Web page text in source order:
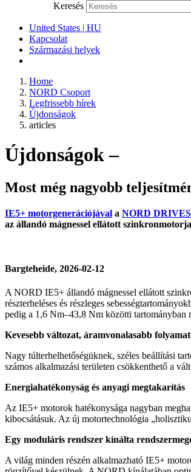
Keresés
United States | HU
Kapcsolat
Származási helyek
Home
NORD Csoport
Legfrissebb hírek
Újdonságok
articles
Újdonságok –
Most még nagyobb
IE5+ motorgenerációjával a NORD
az állandó mágnessel ellátott
Bargteheide, 2026-02-12
A NORD IE5+ állandó mágnessel ellátott
részterheléses és részleges
pedig a 1,6 Nm–43,8 Nm közötti tartományban
Kevesebb változat, áramvonalasabb
Nagy túlterhelhetőségüknek, széles beállítási
számos alkalmazási területen csökkenthető a
Energiahatékonyság és anyagi megtakarítás
Az IE5+ motorok hatékonysága nagyban
kibocsátásuk. Az új motortechnológia
Egy moduláris rendszer kínálta
A világ minden részén alkalmazható IE5+